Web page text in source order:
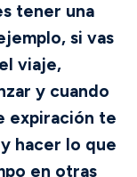
tener una
si vas
viaje,
y cuando
expiración te
hacer lo que
en otras